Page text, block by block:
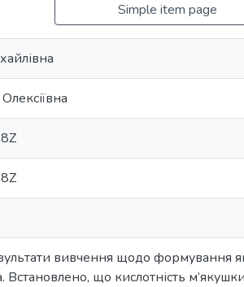
Simple item page
вивчення щодо формування
що кислотність